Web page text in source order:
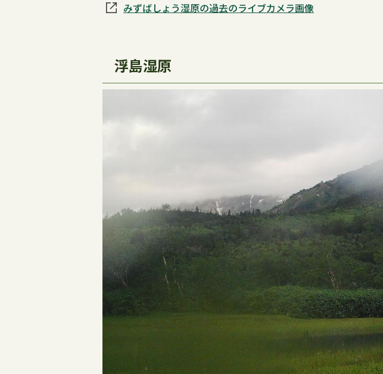
みずばしょう湿原の過去のライブカメラ画像
浮島湿原